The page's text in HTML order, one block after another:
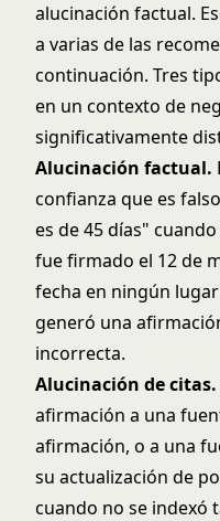
alucinación factual.
a varias de las
continuación. Tres
en un contexto de
significativamente
Alucinación factual.
confianza que es
es de 45 días"
fue firmado el 12 de
fecha en ningún
generó una
incorrecta.
Alucinación de citas.
afirmación a una
afirmación, o a una
su actualización de
cuando no se indexó